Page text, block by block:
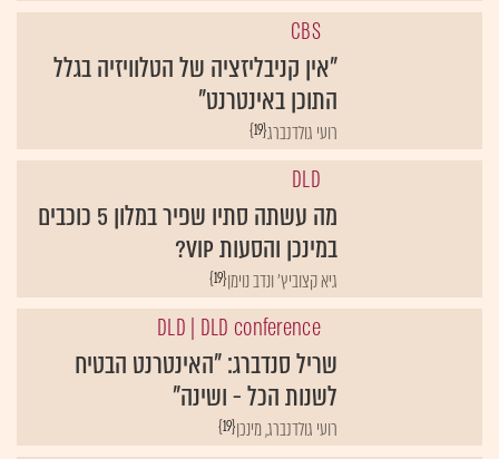
CBS
"אין קניבליזציה של הטלוויזיה בגלל
התוכן באינטרנט"
{19}רועי גולדנברג
DLD
מה עשתה סתיו שפיר במלון 5 כוכבים
במינכן והסעות VIP?
{19}גיא קצוביץ' ונדב נוימן
DLD | DLD conference
שריל סנדברג: "האינטרנט הבטיח
לשנות הכל - ושינה"
{19}רועי גולדנברג, מינכן